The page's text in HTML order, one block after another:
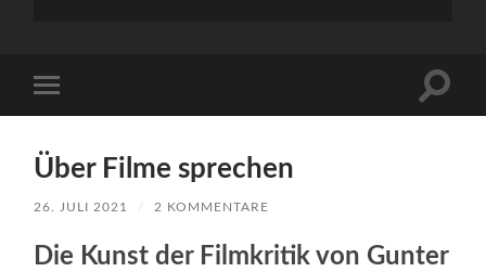
Menü
Über Filme sprechen
26. JULI 2021 / 2 KOMMENTARE
Die Kunst der Filmkritik von Gunter